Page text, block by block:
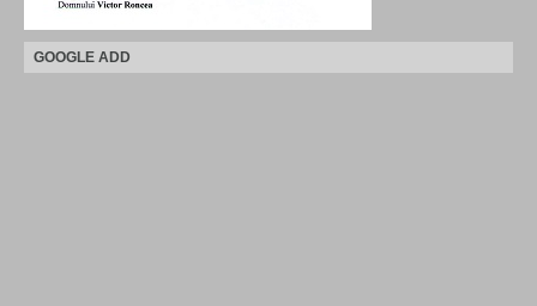
GOOGLE ADD